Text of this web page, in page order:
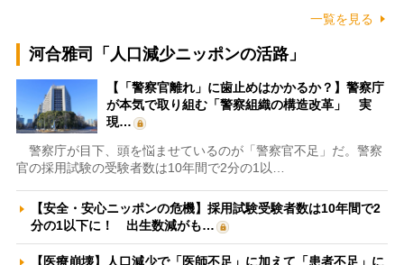
一覧を見る
河合雅司「人口減少ニッポンの活路」
【「警察官離れ」に歯止めはかかるか？】警察庁
が本気で取り組む「警察組織の構造改革」 実
現…
警察庁が目下、頭を悩ませているのが「警察官不足」だ。警察
官の採用試験の受験者数は10年間で2分の1以…
【安全・安心ニッポンの危機】採用試験受験者数は10年間で2
分の1以下に！ 出生数減がも…
【医療崩壊】人口減少で「医師不足」に加えて「患者不足」に